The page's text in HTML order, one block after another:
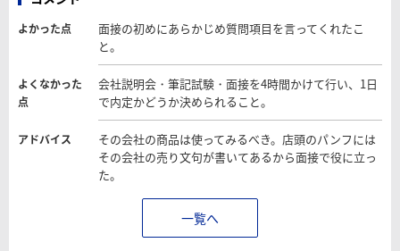
よかった点
面接の初めにあらかじめ質問項目を言ってくれたこ
と。
よくなかった
点
会社説明会・筆記試験・面接を4時間かけて行い、1日
で内定かどうか決められること。
アドバイス
その会社の商品は使ってみるべき。店頭のパンフには
その会社の売り文句が書いてあるから面接で役に立っ
た。
一覧へ